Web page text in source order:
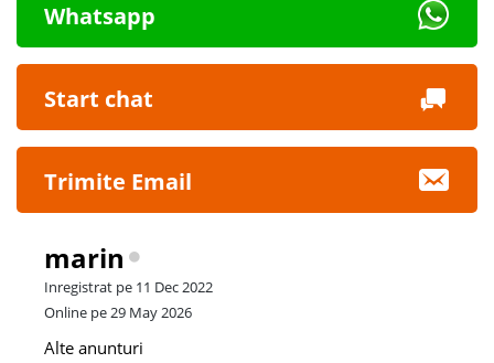
Whatsapp
Start chat
Trimite Email
marin
Inregistrat pe 11 Dec 2022
Online pe 29 May 2026
Alte anunturi